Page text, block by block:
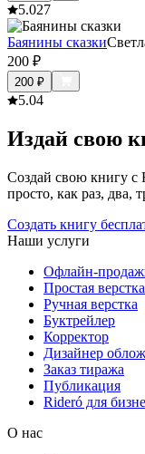
5.027
Баянины сказки
200 ₽
200 ₽
5.04
Издай свою
Создай свою книгу с
просто, как раз, два,
Создать книгу
Наши услуги
Офлайн-
Простая верстка
Ручная верстка
Буктрейлер
Корректор
Дизайнер
Заказ тиража
Публикация
Rideró для
О нас